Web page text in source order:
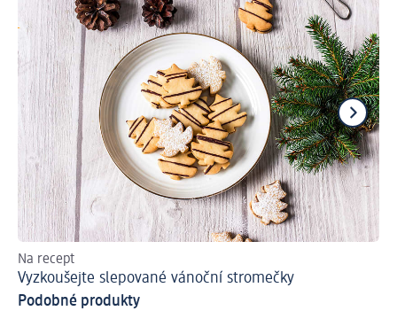
Na recept
Vyzkoušejte slepované vánoční stromečky
Podobné produkty